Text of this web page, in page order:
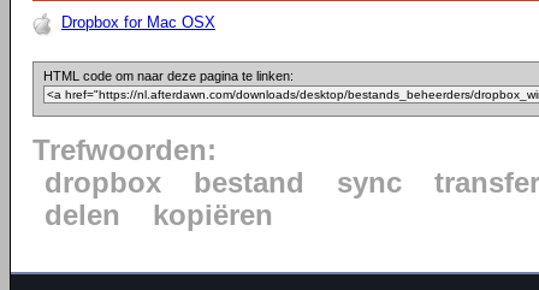
Dropbox for Mac OSX
HTML code om naar deze pagina te linken:
Trefwoorden:
dropbox
bestand sync
transfer
delen
kopiëren